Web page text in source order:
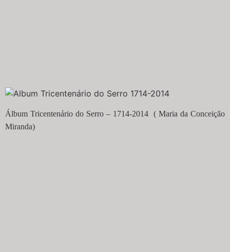
Álbum Tricentenário do Serro – 1714-2014 ( Maria da Conceição
Miranda)